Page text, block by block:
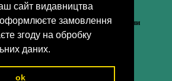
сайт видавництва
замовлення
згоду на обробку
даних.
ok
видання - це внесок у спротив,
та неминучу перемогу України
«КАМЕНЯР»)